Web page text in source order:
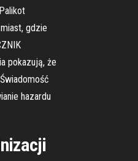
gdzie
pokazują, że
hazardu